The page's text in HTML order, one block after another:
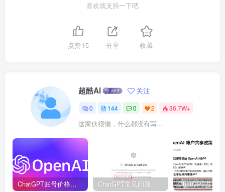
喜欢就支持一下吧
点赞15 分享 收藏
超酷AI 关注
0 144 0 2 36.7W+
这家伙很懒，什么都没有写...
ChatGPT账号价格表_ChatGPT账号购买！ ChatGPT常见问题解决方法汇总，持续提供更新，建议收藏！